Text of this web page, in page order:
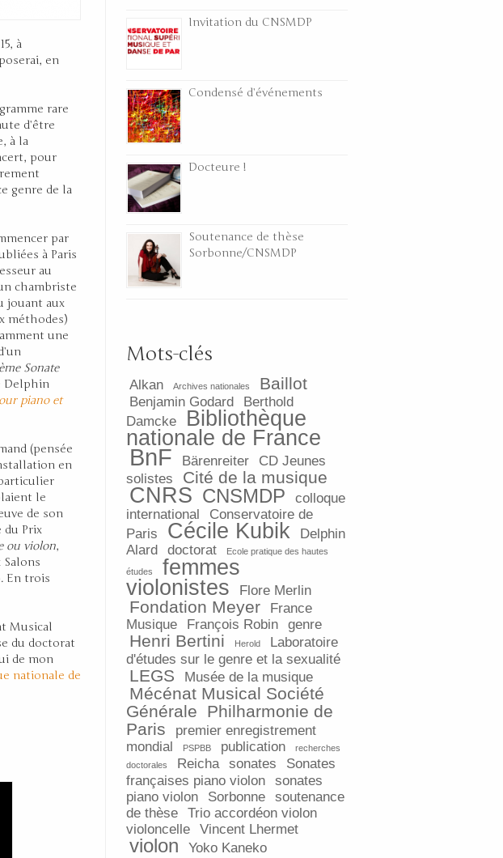
à
en
rare
d’être
à la
pour
genre de la
par
à Paris
au
chambriste
jouant aux
méthodes)
une
Sonate
Delphin
piano et
(pensée
en
le
de son
du Prix
ou violon,
Salons
En trois
Musical
du doctorat
de mon
nationale de
Invitation du CNSMDP
Condensé d’événements
Docteure !
Soutenance de thèse
Sorbonne/CNSMDP
Mots-clés
Alkan Archives nationales Baillot
Benjamin Godard
Berthold
Damcke
Bibliothèque
nationale de France
BnF Bärenreiter
CD Jeunes
solistes
Cité de la musique
CNRS CNSMDP
colloque
international
Conservatoire de
Paris
Cécile Kubik
Delphin
Alard
doctorat Ecole pratique des hautes
études
femmes
violonistes
Flore Merlin
Fondation Meyer
France
Musique
François Robin genre
Henri Bertini Herold
Laboratoire
d'études sur le genre et la sexualité
LEGS Musée de la musique
Mécénat Musical Société
Générale
Philharmonie de
Paris
premier enregistrement
mondial
PSPBB publication
recherches
doctorales
Reicha sonates
Sonates
françaises piano violon
sonates
piano violon
Sorbonne
soutenance
de thèse
Trio accordéon violon
violoncelle
Vincent Lhermet
violon Yoko Kaneko